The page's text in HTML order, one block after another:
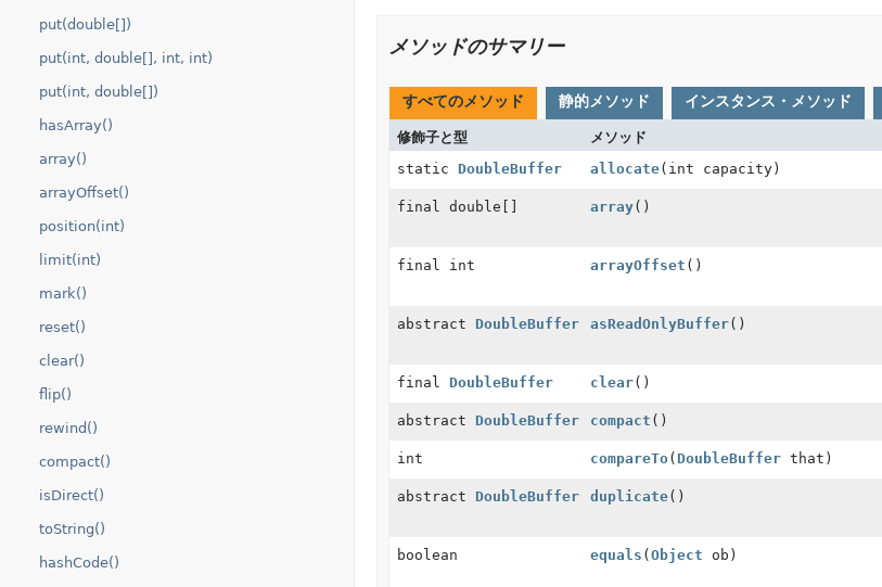
put(double[])
put(int, double[], int, int)
put(int, double[])
hasArray()
array()
arrayOffset()
position(int)
limit(int)
mark()
reset()
clear()
flip()
rewind()
compact()
isDirect()
toString()
hashCode()
メソッドのサマリー
すべてのメソッド 静的メソッド インスタンス・メソッド
修飾子と型 メソッド
static DoubleBuffer allocate(int capacity)
final double[] array()
final int arrayOffset ()
abstract DoubleBuffer asReadOnlyBuffer()
final DoubleBuffer clear()
abstract DoubleBuffer compact ()
int compareTo( DoubleBufferthat)
abstract DoubleBuffer duplicate()
boolean equals ( Object ob)